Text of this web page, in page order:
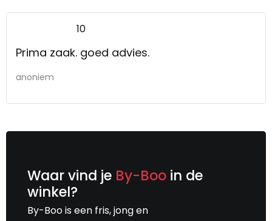
10
Prima zaak. goed advies.
anoniem
Waar vind je By-Boo in de
winkel?
By-Boo is een fris, jong en